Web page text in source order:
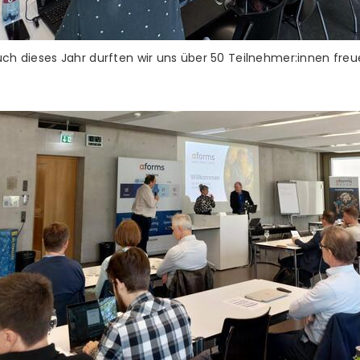
dieses Jahr durften wir uns über 50 Teilnehmer:innen